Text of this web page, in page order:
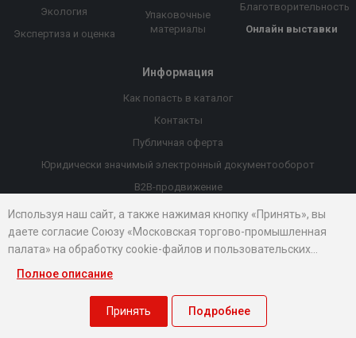
Экология
Экспертиза и оценка
Упаковочные
материалы
Благотворительность
Онлайн выставки
Информация
Как попасть в каталог
Контакты
Публичная оферта
Юридически значимый электронный документооборот
B2B-продвижение
Порекомендовать компанию
Онлайн выставки
Рейтинг компаний
© 2026 Все права защищены. Правовые документы
Используя наш сайт, а также нажимая кнопку «Принять», вы
даете согласие Союзу «Московская торгово-промышленная
палата» на обработку cookie-файлов и пользовательских
данных...
Полное описание
Принять Подробнее